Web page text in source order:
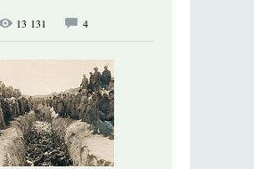
13 131 4